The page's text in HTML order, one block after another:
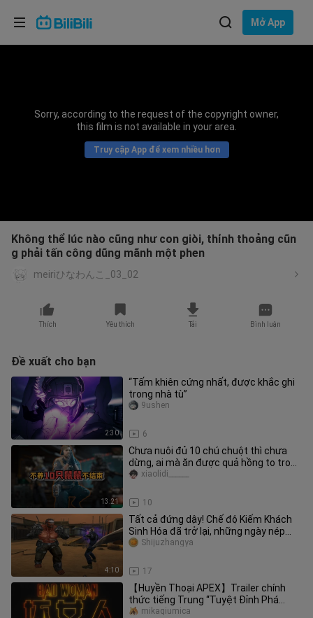
Mở App
Sorry, according to the request of the copyright owner,
this film is not available in your area.
Truy cập App để xem nhiều hơn
Không thể lúc nào cũng như con giòi, thỉnh thoảng cũn
g phải tấn công dũng mãnh một phen
meiriひなわんこ_03_02
Thích Yêu thích Tải Bình luận
Đề xuất cho bạn
2:30
“Tấm khiên cứng nhất, được khắc ghi
trong nhà tù”
6
9ushen
13:21
Chưa nuôi đủ 10 chú chuột thì chưa
dừng, ai mà ăn được quả hồng to trong
túi của nữ y sĩ đây
10
xiaolidi______
4:10
Tất cả đứng dậy! Chế độ Kiếm Khách
Sinh Hóa đã trở lại, những ngày nép
góc tường để đỡ đòn giờ đây đ
17
Shijuzhangya
【Huyền Thoại APEX】Trailer chính
thức tiếng Trung “Tuyệt Đỉnh Phá
Thiên”mikaqiumica
Lựa chọn ngôn ngữ
Bahasa Indonesia